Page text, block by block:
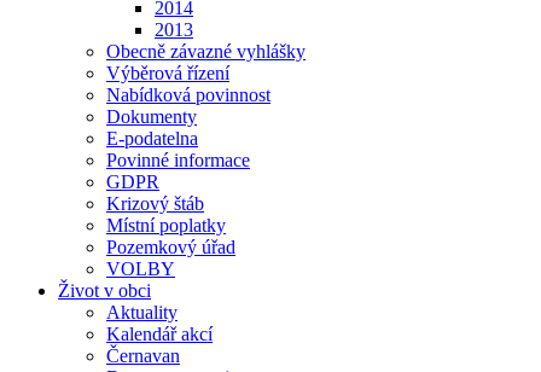
2014
2013
Obecně závazné vyhlášky
Výběrová řízení
Nabídková povinnost
Dokumenty
E-podatelna
Povinné informace
GDPR
Krizový štáb
Místní poplatky
Pozemkový úřad
VOLBY
Život v obci
Aktuality
Kalendář akcí
Černavan